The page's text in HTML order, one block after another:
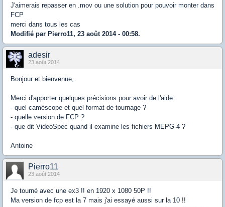
J'aimerais repasser en .mov ou une solution pour pouvoir monter dans
FCP
merci dans tous les cas
Modifié par Pierro11, 23 août 2014 - 00:58.
adesir
23 août 2014
Bonjour et bienvenue,
Merci d'apporter quelques précisions pour avoir de l'aide :
- quel caméscope et quel format de tournage ?
- quelle version de FCP ?
- que dit VideoSpec quand il examine les fichiers MEPG-4 ?
Antoine
Pierro11
23 août 2014
Je tourné avec une ex3 !! en 1920 x 1080 50P !!
Ma version de fcp est la 7 mais j'ai essayé aussi sur la 10 !!